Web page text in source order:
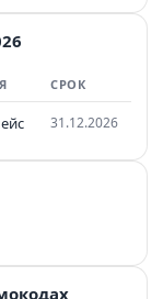
СРОК
31.12.2026